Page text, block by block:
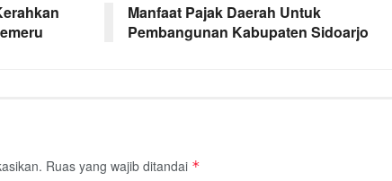
Manfaat Pajak Daerah Untuk
Pembangunan Kabupaten Sidoarjo
Ruas yang wajib ditandai *